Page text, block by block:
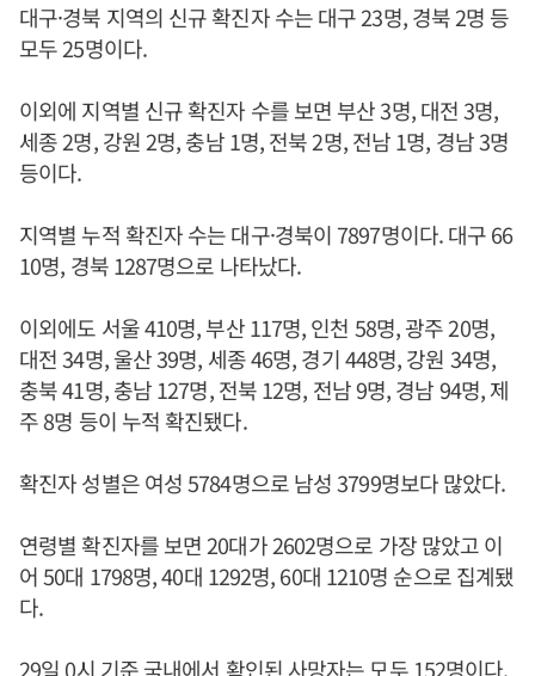
대구·경북 지역의 신규 확진자 수는 대구 23명, 경북 2명 등
모두 25명이다.
이외에 지역별 신규 확진자 수를 보면 부산 3명, 대전 3명,
세종 2명, 강원 2명, 충남 1명, 전북 2명, 전남 1명, 경남 3명
등이다.
지역별 누적 확진자 수는 대구·경북이 7897명이다. 대구 66
10명, 경북 1287명으로 나타났다.
이외에도 서울 410명, 부산 117명, 인천 58명, 광주 20명,
대전 34명, 울산 39명, 세종 46명, 경기 448명, 강원 34명,
충북 41명, 충남 127명, 전북 12명, 전남 9명, 경남 94명, 제
주 8명 등이 누적 확진됐다.
확진자 성별은 여성 5784명으로 남성 3799명보다 많았다.
연령별 확진자를 보면 20대가 2602명으로 가장 많았고 이
어 50대 1798명, 40대 1292명, 60대 1210명 순으로 집계됐
다.
29일 0시 기준 국내에서 확인된 사망자는 모두 152명이다.